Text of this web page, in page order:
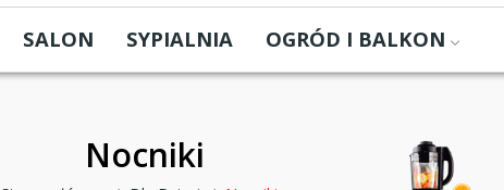
SALON SYPIALNIA OGRÓD I BALKON
Nocniki